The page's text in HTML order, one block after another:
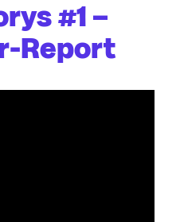
#1 –
Report